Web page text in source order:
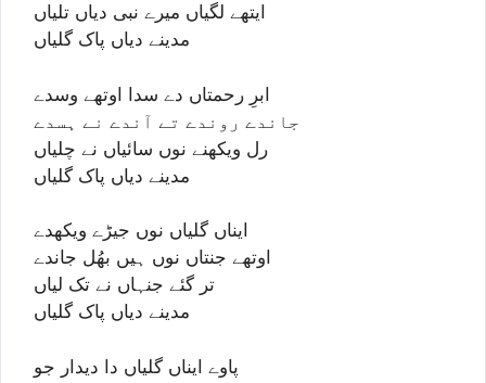
ایتھے لگیاں میرے نبی دیاں تلیاں
مدینے دیاں پاک گلیاں
ابرِ رحمتاں دے سدا اوتھے وسدے
جاندے روندے تے آندے نے ہسدے
رل ویکھنے نوں سائیاں نے چلیاں
مدینے دیاں پاک گلیاں
ایناں گلیاں نوں جیڑے ویکھدے
اوتھے جنتاں نوں ہیں بھُل جاندے
تر گئے جنہاں نے تک لیاں
مدینے دیاں پاک گلیاں
پاوے ایناں گلیاں دا دیدار جو